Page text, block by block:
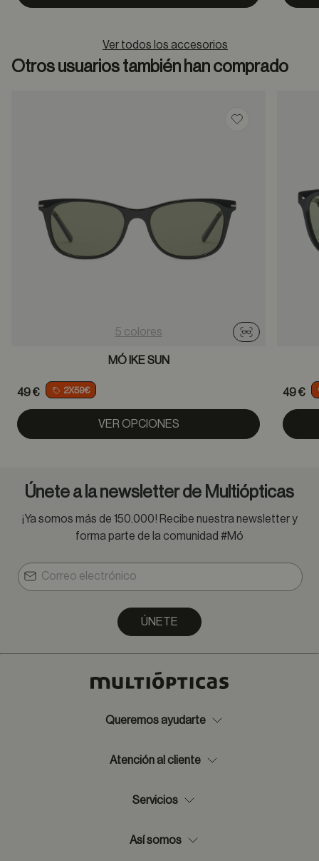
Ver todos los accesorios
Otros usuarios también han comprado
Guardar en
5 colores
Probador
MÓ IKE SUN
49 € 2X59€
VER OPCIONES
49 €
Únete a la newsletter de Multiópticas
¡Ya somos más de 150.000! Recibe nuestra newsletter y
forma parte de la comunidad #Mó
ÚNETE
Queremos ayudarte
Atención al cliente
Servicios
Así somos